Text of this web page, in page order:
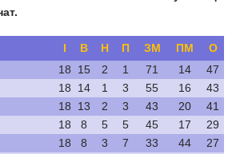
І В Н П ЗМ ПМ
О
18 15 2 1 71 14
47
18 14 1 3 55 16
43
18 13 2 3 43 20
41
18 8 5 5 45 17
29
18 8 3 7 33 44
27